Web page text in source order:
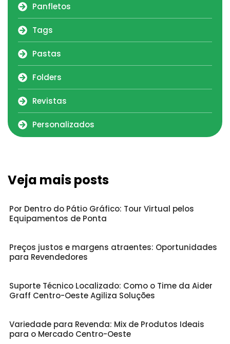
Panfletos
Tags
Pastas
Folders
Revistas
Personalizados
Veja mais posts
Por Dentro do Pátio Gráfico: Tour Virtual pelos
Equipamentos de Ponta
Preços justos e margens atraentes: Oportunidades
para Revendedores
Suporte Técnico Localizado: Como o Time da Aider
Graff Centro-Oeste Agiliza Soluções
Variedade para Revenda: Mix de Produtos Ideais
para o Mercado Centro-Oeste